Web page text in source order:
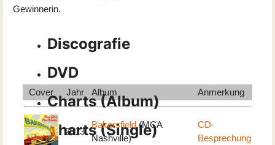
Gewinnerin.
Discografie
DVD
Charts (Album)
Charts (Single)
Cover Jahr Album Anmerkung
2013
Bakersfield (MCA
Nashville)
CD-
Besprechung